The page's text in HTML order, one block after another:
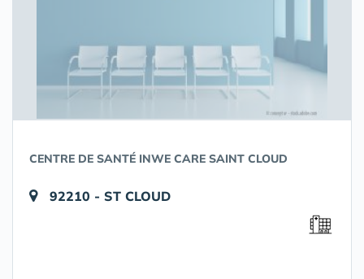
CENTRE DE SANTÉ INWE CARE SAINT CLOUD
92210 - ST CLOUD